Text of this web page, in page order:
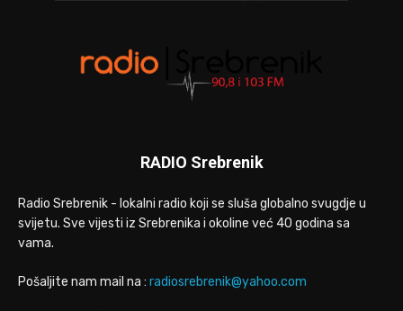
RADIO Srebrenik
Radio Srebrenik - lokalni radio koji se sluša globalno svugdje u
svijetu. Sve vijesti iz Srebrenika i okoline već 40 godina sa
vama.
Pošaljite nam mail na : radiosrebrenik@yahoo.com